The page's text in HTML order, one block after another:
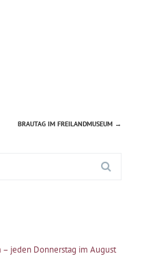
BRAUTAG IM FREILANDMUSEUM →
jeden Donnerstag im August